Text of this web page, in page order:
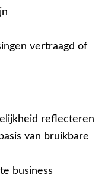
vertraagd of
reflecteren
van bruikbare
business